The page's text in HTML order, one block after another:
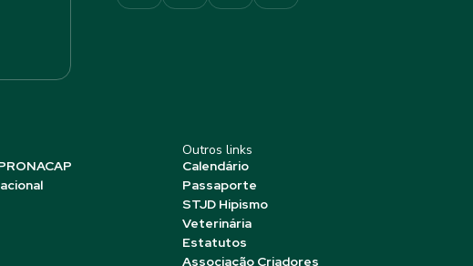
Outros links
Calendário
Passaporte
STJD Hipismo
Veterinária
Estatutos
Associação Criadores